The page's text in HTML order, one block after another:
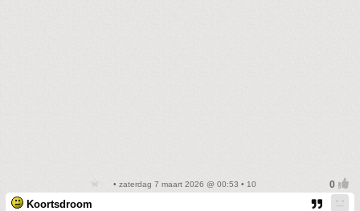
• zaterdag 7 maart 2026 @ 00:53 • 10
Koortsdroom